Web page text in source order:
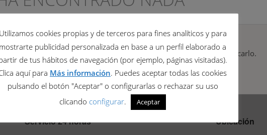
lo que estás intentando localizar. Es posible que te ayude buscarlo.
Servicio 24 horas Ubicación
Utilizamos cookies propias y de terceros para fines analíticos y para
mostrarte publicidad personalizada en base a un perfil elaborado a
de tus hábitos de navegación (por ejemplo, páginas visitadas).
aquí para Más información. Puedes aceptar todas las cookies
pulsando el botón "Aceptar" o configurarlas o rechazar su uso
clicando configurar. Aceptar